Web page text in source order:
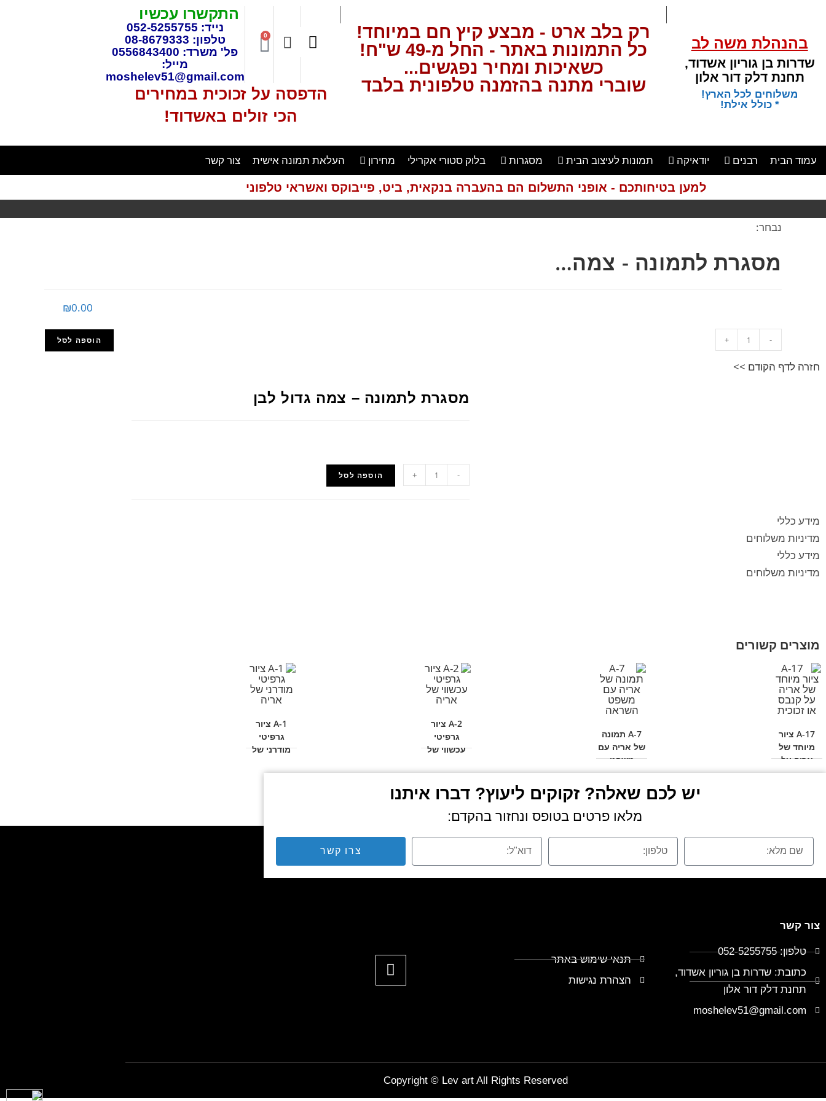
בהנהלת משה לב
שדרות בן גוריון אשדוד,
תחנת דלק דור אלון
משלוחים לכל הארץ!
* כולל אילת!
רק בלב ארט - מבצע קיץ חם במיוחד!
כל התמונות באתר - החל מ-49 ש"ח!
כשאיכות ומחיר נפגשים...
שוברי מתנה בהזמנה טלפונית בלבד
0
התקשרו עכשיו
נייד: 052-5255755
טלפון: 08-8679333
פל' משרד: 0556843400
מייל:
moshelev51@gmail.com
הדפסה על זכוכית במחירים
הכי זולים באשדוד!
עמוד הבית רבנים יודאיקה תמונות לעיצוב הבית מסגרות בלוק סטורי אקרילי מחירון העלאת תמונה אישית צור קשר
למען בטיחותכם - אופני התשלום הם בהעברה בנקאית, ביט, פייבוקס ואשראי טלפוני
מקום בארץ
נבחר:
מסגרת לתמונה - צמה…
₪0.00
-
+ הוספה לסל
חזרה לדף הקודם >>
מסגרת לתמונה – צמה גדול לבן
-
+ הוספה לסל
מידע כללי
מדיניות משלוחים
מידע כללי
מדיניות משלוחים
מוצרים קשורים
A-17 ציור
מיוחד של
אריה על
קנבס או
A-7 תמונה
של אריה עם
משפט
השראה
A-2 ציור
גרפיטי
עכשווי של
A-1 ציור
גרפיטי
מודרני של
יש לכם שאלה? זקוקים ליעוץ? דברו איתנו
מלאו פרטים בטופס ונחזור בהקדם:
צרו קשר
צור קשר
טלפון: 052-5255755
כתובת: שדרות בן גוריון אשדוד,
תחנת דלק דור אלון
moshelev51@gmail.com
תנאי שימוש באתר
הצהרת נגישות
Copyright © Lev art All Rights Reserved